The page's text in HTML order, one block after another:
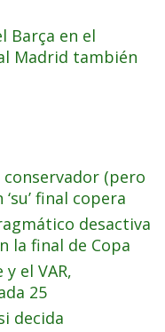
Barça en el
Madrid también
conservador (pero
final copera
desactiva
la final de Copa
el VAR,
25
decida